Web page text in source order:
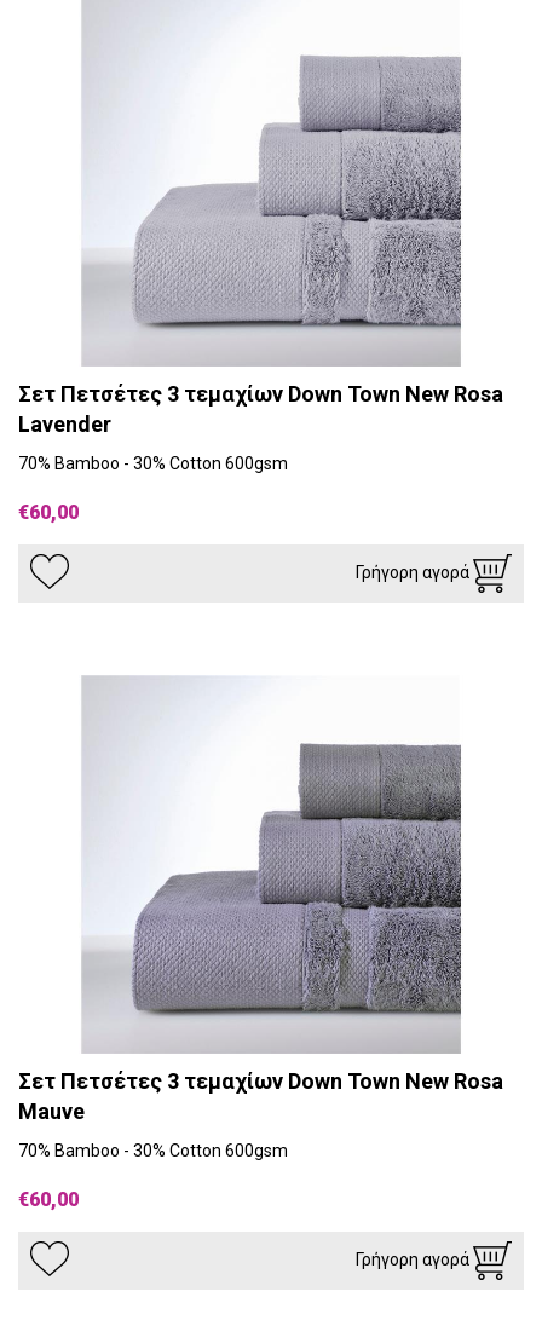
Σετ Πετσέτες 3 τεμαχίων Down Town New Rosa
Lavender
70% Bamboo - 30% Cotton 600gsm
€60,00
Γρήγορη αγορά
Σετ Πετσέτες 3 τεμαχίων Down Town New Rosa
Mauve
70% Bamboo - 30% Cotton 600gsm
€60,00
Γρήγορη αγορά